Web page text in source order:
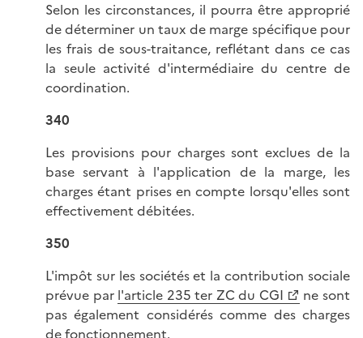
Selon les circonstances, il pourra être approprié
de déterminer un taux de marge spécifique pour
les frais de sous-traitance, reflétant dans ce cas
la seule activité d'intermédiaire du centre de
coordination.
340
Les provisions pour charges sont exclues de la
base servant à l'application de la marge, les
charges étant prises en compte lorsqu'elles sont
effectivement débitées.
350
L'impôt sur les sociétés et la contribution sociale
prévue par l'article 235 ter ZC du CGI
ne sont
pas également considérés comme des charges